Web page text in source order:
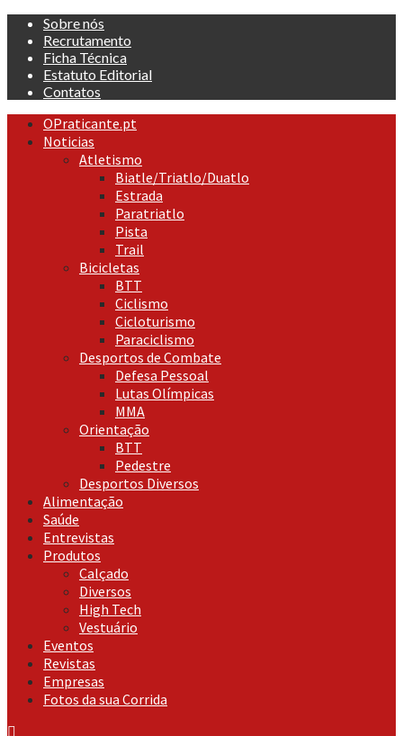
Skip
content
Sobre nós
Recrutamento
Ficha Técnica
Estatuto Editorial
Contatos
Primary
Menu
OPraticante.pt
Noticias
Atletismo
Biatle/Triatlo/Duatlo
Estrada
Paratriatlo
Pista
Trail
Bicicletas
BTT
Ciclismo
Cicloturismo
Paraciclismo
Desportos de Combate
Defesa Pessoal
Lutas Olímpicas
MMA
Orientação
BTT
Pedestre
Desportos Diversos
Alimentação
Saúde
Entrevistas
Produtos
Calçado
Diversos
High Tech
Vestuário
Eventos
Revistas
Empresas
Fotos da sua Corrida